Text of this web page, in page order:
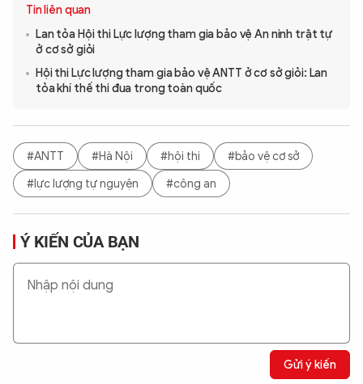
Tin liên quan
Lan tỏa Hội thi Lực lượng tham gia bảo vệ An ninh trật tự
ở cơ sở giỏi
Hội thi Lực lượng tham gia bảo vệ ANTT ở cơ sở giỏi: Lan
tỏa khí thế thi đua trong toàn quốc
#ANTT #Hà Nội #hội thi
#bảo vệ cơ sở
#lực lượng tự nguyện
#công an
Ý KIẾN CỦA BẠN
Gửi ý kiến